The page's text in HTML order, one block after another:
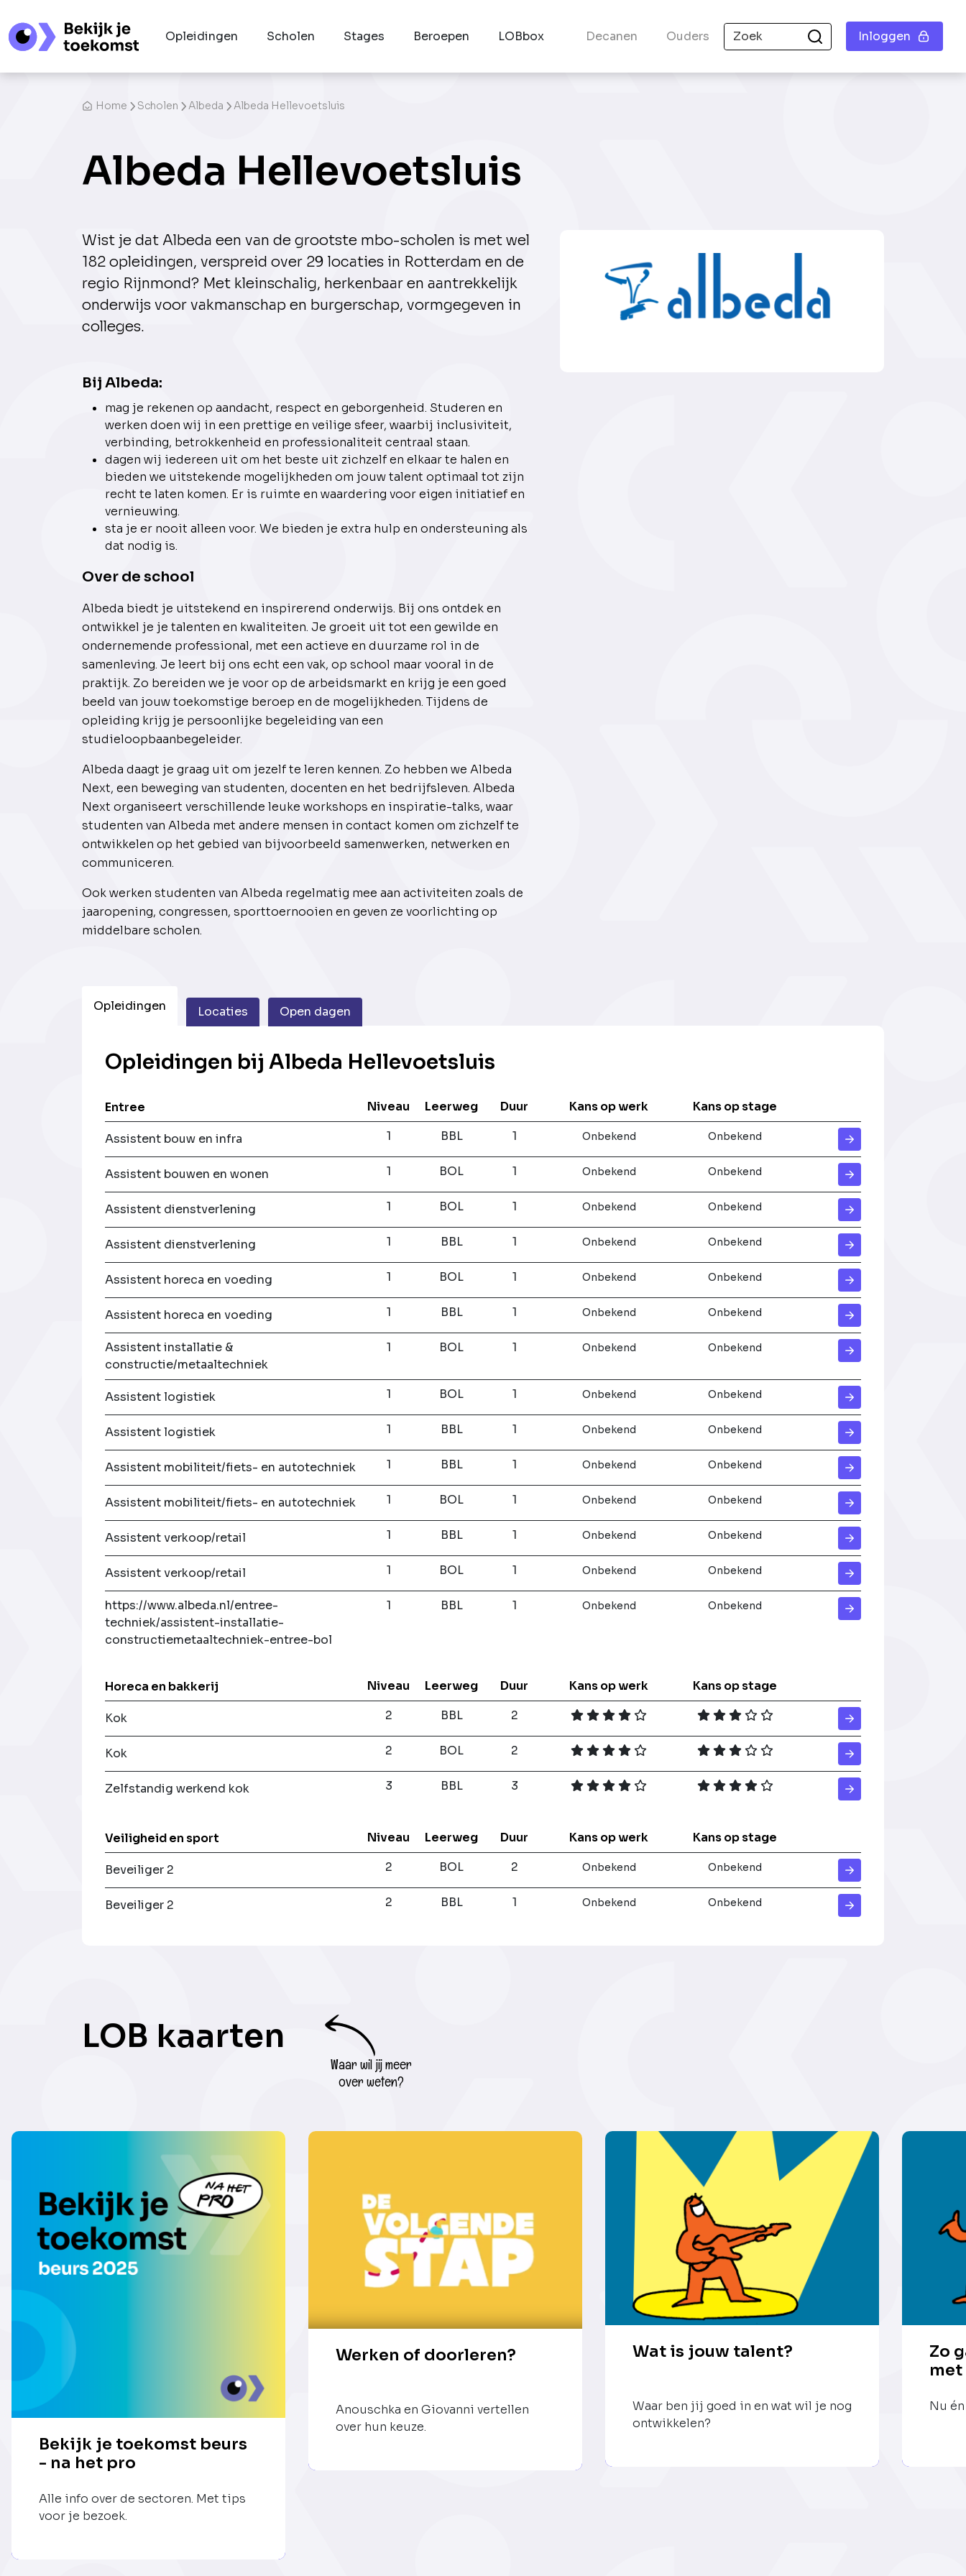
Opleidingen Scholen Stages Beroepen LOBbox Decanen Ouders Inloggen
Home Scholen Albeda Albeda Hellevoetsluis
Albeda Hellevoetsluis
Wist je dat Albeda een van de grootste mbo-scholen is met wel
182 opleidingen, verspreid over 29 locaties in Rotterdam en de
regio Rijnmond? Met kleinschalig, herkenbaar en aantrekkelijk
onderwijs voor vakmanschap en burgerschap, vormgegeven in
colleges.
Bij Albeda:
mag je rekenen op aandacht, respect en geborgenheid. Studeren en
werken doen wij in een prettige en veilige sfeer, waarbij inclusiviteit,
verbinding, betrokkenheid en professionaliteit centraal staan.
dagen wij iedereen uit om het beste uit zichzelf en elkaar te halen en
bieden we uitstekende mogelijkheden om jouw talent optimaal tot zijn
recht te laten komen. Er is ruimte en waardering voor eigen initiatief en
vernieuwing.
sta je er nooit alleen voor. We bieden je extra hulp en ondersteuning als
dat nodig is.
Over de school
Albeda biedt je uitstekend en inspirerend onderwijs. Bij ons ontdek en
ontwikkel je je talenten en kwaliteiten. Je groeit uit tot een gewilde en
ondernemende professional, met een actieve en duurzame rol in de
samenleving. Je leert bij ons echt een vak, op school maar vooral in de
praktijk. Zo bereiden we je voor op de arbeidsmarkt en krijg je een goed
beeld van jouw toekomstige beroep en de mogelijkheden. Tijdens de
opleiding krijg je persoonlijke begeleiding van een
studieloopbaanbegeleider.
Albeda daagt je graag uit om jezelf te leren kennen. Zo hebben we Albeda
Next, een beweging van studenten, docenten en het bedrijfsleven. Albeda
Next organiseert verschillende leuke workshops en inspiratie-talks, waar
studenten van Albeda met andere mensen in contact komen om zichzelf te
ontwikkelen op het gebied van bijvoorbeeld samenwerken, netwerken en
communiceren.
Ook werken studenten van Albeda regelmatig mee aan activiteiten zoals de
jaaropening, congressen, sporttoernooien en geven ze voorlichting op
middelbare scholen.
Opleidingen Locaties Open dagen
Opleidingen bij Albeda Hellevoetsluis
Entree Niveau Leerweg Duur Kans op werk Kans op stage
Assistent bouw en infra 1 BBL 1 Onbekend Onbekend
Assistent bouwen en wonen 1 BOL 1 Onbekend Onbekend
Assistent dienstverlening 1 BOL 1 Onbekend Onbekend
Assistent dienstverlening 1 BBL 1 Onbekend Onbekend
Assistent horeca en voeding 1 BOL 1 Onbekend Onbekend
Assistent horeca en voeding 1 BBL 1 Onbekend Onbekend
Assistent installatie &
constructie/metaaltechniek
1 BOL 1 Onbekend Onbekend
Assistent logistiek 1 BOL 1 Onbekend Onbekend
Assistent logistiek 1 BBL 1 Onbekend Onbekend
Assistent mobiliteit/fiets- en autotechniek 1 BBL 1 Onbekend Onbekend
Assistent mobiliteit/fiets- en autotechniek 1 BOL 1 Onbekend Onbekend
Assistent verkoop/retail 1 BBL 1 Onbekend Onbekend
Assistent verkoop/retail 1 BOL 1 Onbekend Onbekend
https://www.albeda.nl/entree-
techniek/assistent-installatie-
constructiemetaaltechniek-entree-bol
1 BBL 1 Onbekend Onbekend
Horeca en bakkerij Niveau Leerweg Duur Kans op werk Kans op stage
Kok 2 BBL 2
Kok 2 BOL 2
Zelfstandig werkend kok 3 BBL 3
Veiligheid en sport Niveau Leerweg Duur Kans op werk Kans op stage
Beveiliger 2 2 BOL 2 Onbekend Onbekend
Beveiliger 2 2 BBL 1 Onbekend Onbekend
LOB kaarten
Waar wil jij meer
over weten?
Bekijk je toekomst beurs
- na het pro
Alle info over de sectoren. Met tips
voor je bezoek.
Werken of doorleren?
Anouschka en Giovanni vertellen
over hun keuze.
Wat is jouw talent?
Waar ben jij goed in en wat wil je nog
ontwikkelen?
Zo
Nu